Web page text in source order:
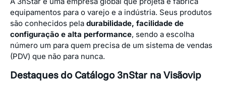
equipamentos para o varejo e a indústria. Seus produtos
são conhecidos pela durabilidade, facilidade de
configuração e alta performance, sendo a escolha
número um para quem precisa de um sistema de vendas
(PDV) que não para nunca.
Destaques do Catálogo 3nStar na Visãovip